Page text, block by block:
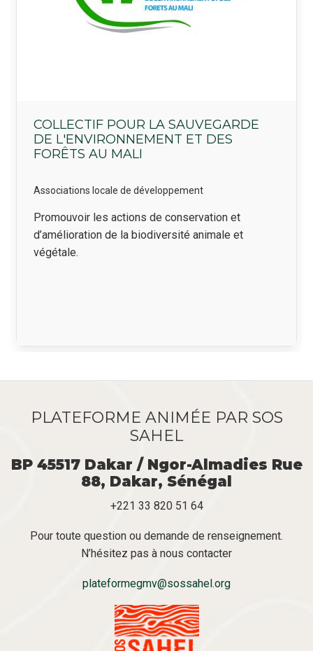
COLLECTIF POUR LA SAUVEGARDE
DE L'ENVIRONNEMENT ET DES
FORÊTS AU MALI
Associations locale de développement
Résumé
Promouvoir les actions de conservation et
d’amélioration de la biodiversité animale et
végétale.
PLATEFORME ANIMÉE PAR SOS
SAHEL
BP 45517 Dakar / Ngor-Almadies Rue
88, Dakar, Sénégal
+221 33 820 51 64
Pour toute question ou demande de renseignement.
N’hésitez pas à nous contacter
plateformegmv@sossahel.org